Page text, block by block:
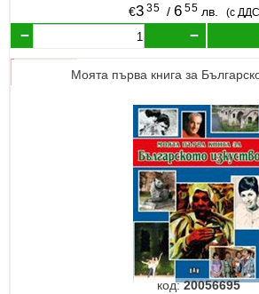
€3 35 /6 55 лв. (с
Моята първа книга за
код:20056695